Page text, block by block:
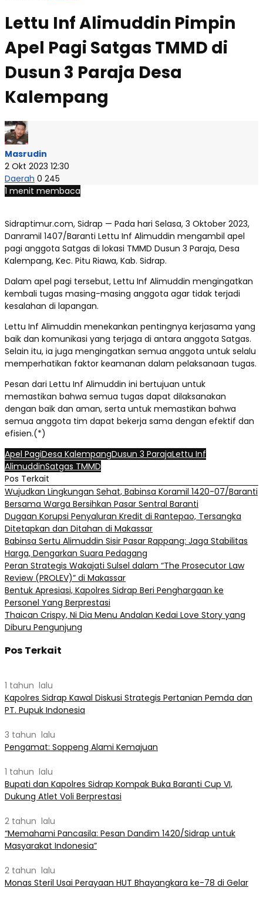
Lettu Inf Alimuddin Pimpin
Apel Pagi Satgas TMMD di
Dusun 3 Paraja Desa
Kalempang
Masrudin
2 Okt 2023 12:30
Daerah 0 245
1 menit membaca
Sidraptimur.com, Sidrap — Pada hari Selasa, 3 Oktober 2023,
Danramil 1407/Baranti Lettu Inf Alimuddin mengambil apel
pagi anggota Satgas di lokasi TMMD Dusun 3 Paraja, Desa
Kalempang, Kec. Pitu Riawa, Kab. Sidrap.
Dalam apel pagi tersebut, Lettu Inf Alimuddin mengingatkan
kembali tugas masing-masing anggota agar tidak terjadi
kesalahan di lapangan.
Lettu Inf Alimuddin menekankan pentingnya kerjasama yang
baik dan komunikasi yang terjaga di antara anggota Satgas.
Selain itu, ia juga mengingatkan semua anggota untuk selalu
memperhatikan faktor keamanan dalam pelaksanaan tugas.
Pesan dari Lettu Inf Alimuddin ini bertujuan untuk
memastikan bahwa semua tugas dapat dilaksanakan
dengan baik dan aman, serta untuk memastikan bahwa
semua anggota tim dapat bekerja sama dengan efektif dan
efisien.(*)
Apel PagiDesa KalempangDusun 3 ParajaLettu Inf
AlimuddinSatgas TMMD
Pos Terkait
Wujudkan Lingkungan Sehat, Babinsa Koramil 1420-07/Baranti
Bersama Warga Bersihkan Pasar Sentral Baranti
Dugaan Korupsi Penyaluran Kredit di Rantepao, Tersangka
Ditetapkan dan Ditahan di Makassar
Babinsa Sertu Alimuddin Sisir Pasar Rappang: Jaga Stabilitas
Harga, Dengarkan Suara Pedagang
Peran Strategis Wakajati Sulsel dalam “The Prosecutor Law
Review (PROLEV)” di Makassar
Bentuk Apresiasi, Kapolres Sidrap Beri Penghargaan ke
Personel Yang Berprestasi
Thaican Crispy, Ni Dia Menu Andalan Kedai Love Story yang
Diburu Pengunjung
Pos Terkait
1 tahun lalu
Kapolres Sidrap Kawal Diskusi Strategis Pertanian Pemda dan
PT. Pupuk Indonesia
3 tahun lalu
Pengamat: Soppeng Alami Kemajuan
1 tahun lalu
Bupati dan Kapolres Sidrap Kompak Buka Baranti Cup VI,
Dukung Atlet Voli Berprestasi
2 tahun lalu
“Memahami Pancasila: Pesan Dandim 1420/Sidrap untuk
Masyarakat Indonesia”
2 tahun lalu
Monas Steril Usai Perayaan HUT Bhayangkara ke-78 di Gelar